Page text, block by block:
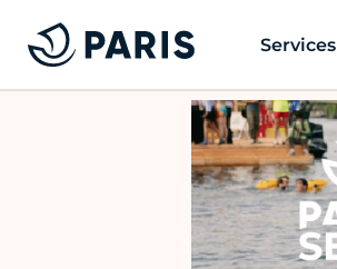
Services